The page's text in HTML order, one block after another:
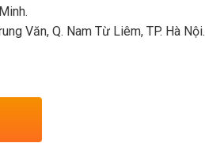
Văn, Q. Nam Từ Liêm, TP. Hà Nội.